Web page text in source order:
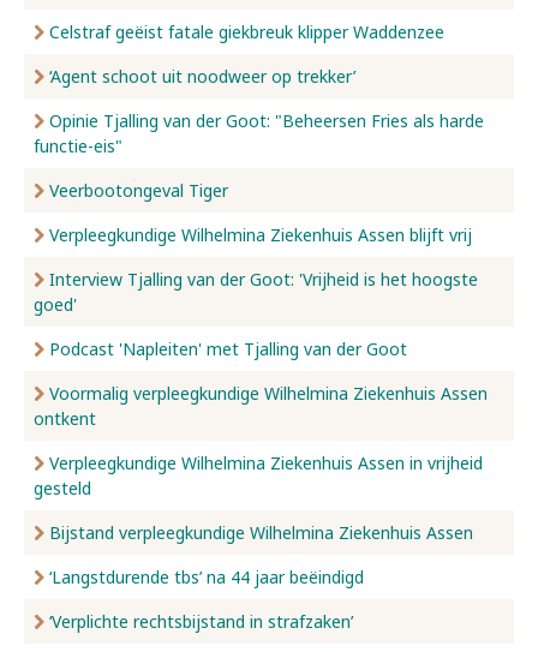
Celstraf geëist fatale giekbreuk klipper Waddenzee
‘Agent schoot uit noodweer op trekker’
Opinie Tjalling van der Goot: "Beheersen Fries als harde
functie-eis"
Veerbootongeval Tiger
Verpleegkundige Wilhelmina Ziekenhuis Assen blijft vrij
Interview Tjalling van der Goot: 'Vrijheid is het hoogste
goed'
Podcast 'Napleiten' met Tjalling van der Goot
Voormalig verpleegkundige Wilhelmina Ziekenhuis Assen
ontkent
Verpleegkundige Wilhelmina Ziekenhuis Assen in vrijheid
gesteld
Bijstand verpleegkundige Wilhelmina Ziekenhuis Assen
‘Langstdurende tbs’ na 44 jaar beëindigd
‘Verplichte rechtsbijstand in strafzaken’